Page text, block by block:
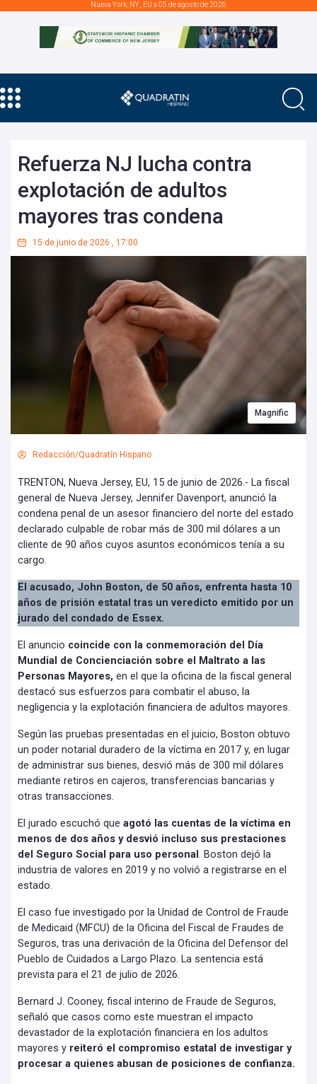
Nueva York, NY., EU a 05 de agosto de 2026
Refuerza NJ lucha contra
explotación de adultos
mayores tras condena
15 de junio de 2026 , 17:00
Magnific
Redacción/Quadratín Hispano
TRENTON, Nueva Jersey, EU, 15 de junio de 2026.- La fiscal
general de Nueva Jersey, Jennifer Davenport, anunció la
condena penal de un asesor financiero del norte del estado
declarado culpable de robar más de 300 mil dólares a un
cliente de 90 años cuyos asuntos económicos tenía a su
cargo.
El acusado, John Boston, de 50 años, enfrenta hasta 10
años de prisión estatal tras un veredicto emitido por un
jurado del condado de Essex.
El anuncio coincide con la conmemoración del Día
Mundial de Concienciación sobre el Maltrato a las
Personas Mayores, en el que la oficina de la fiscal general
destacó sus esfuerzos para combatir el abuso, la
negligencia y la explotación financiera de adultos mayores.
Según las pruebas presentadas en el juicio, Boston obtuvo
un poder notarial duradero de la víctima en 2017 y, en lugar
de administrar sus bienes, desvió más de 300 mil dólares
mediante retiros en cajeros, transferencias bancarias y
otras transacciones.
El jurado escuchó que agotó las cuentas de la víctima en
menos de dos años y desvió incluso sus prestaciones
del Seguro Social para uso personal . Boston dejó la
industria de valores en 2019 y no volvió a registrarse en el
estado.
El caso fue investigado por la Unidad de Control de Fraude
de Medicaid (MFCU) de la Oficina del Fiscal de Fraudes de
Seguros, tras una derivación de la Oficina del Defensor del
Pueblo de Cuidados a Largo Plazo. La sentencia está
prevista para el 21 de julio de 2026.
Bernard J. Cooney, fiscal interino de Fraude de Seguros,
señaló que casos como este muestran el impacto
devastador de la explotación financiera en los adultos
mayores y reiteró el compromiso estatal de investigar y
procesar a quienes abusan de posiciones de confianza.